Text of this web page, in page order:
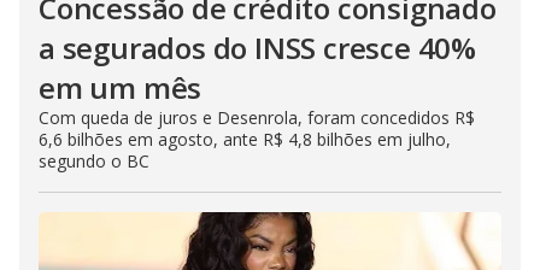
Concessão de crédito consignado
a segurados do INSS cresce 40%
em um mês
Com queda de juros e Desenrola, foram concedidos R$
6,6 bilhões em agosto, ante R$ 4,8 bilhões em julho,
segundo o BC